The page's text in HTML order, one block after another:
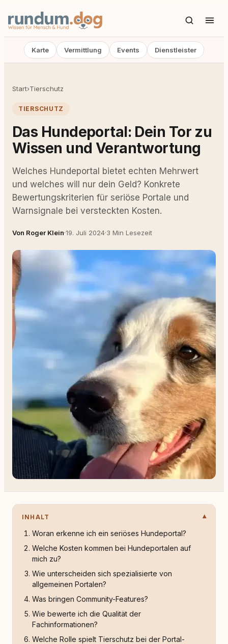
Karte Vermittlung Events Dienstleister
Start›Tierschutz
TIERSCHUTZ
Das Hundeportal: Dein Tor zu
Wissen und Verantwortung
Welches Hundeportal bietet echten Mehrwert
und welches will nur dein Geld? Konkrete
Bewertungskriterien für seriöse Portale und
Warnsignale bei versteckten Kosten.
Von Roger Klein·19. Juli 2024·3 Min Lesezeit
INHALT
Woran erkenne ich ein seriöses Hundeportal?
Welche Kosten kommen bei Hundeportalen auf
mich zu?
Wie unterscheiden sich spezialisierte von
allgemeinen Portalen?
Was bringen Community-Features?
Wie bewerte ich die Qualität der
Fachinformationen?
Welche Rolle spielt Tierschutz bei der Portal-